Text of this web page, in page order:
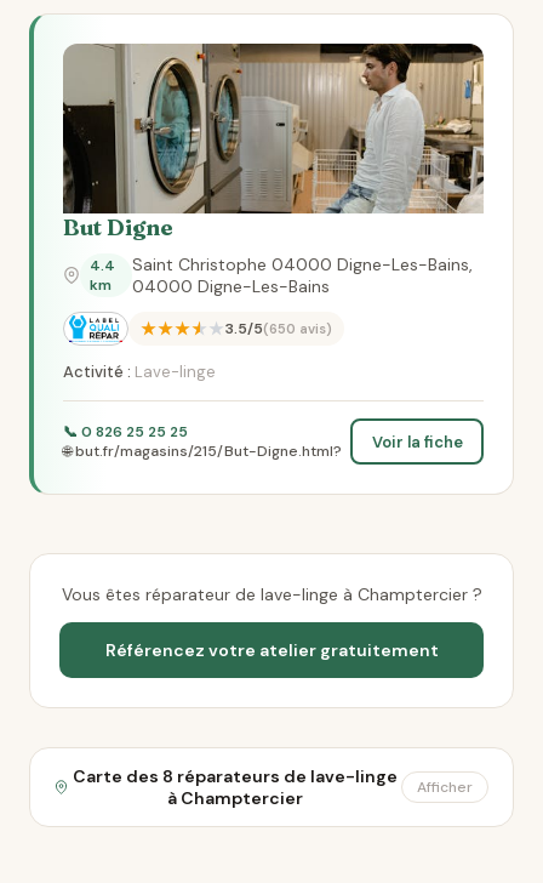
But Digne
4.4
km
Saint Christophe 04000 Digne-Les-Bains,
04000 Digne-Les-Bains
★★★★★3.5/5(650 avis)
Activité : Lave-linge
📞 0 826 25 25 25
🌐 but.fr/magasins/215/But-Digne.html?
Voir la fiche
Vous êtes réparateur de lave-linge à Champtercier ?
Référencez votre atelier gratuitement
Carte des 8 réparateurs de lave-linge
à Champtercier
Afficher